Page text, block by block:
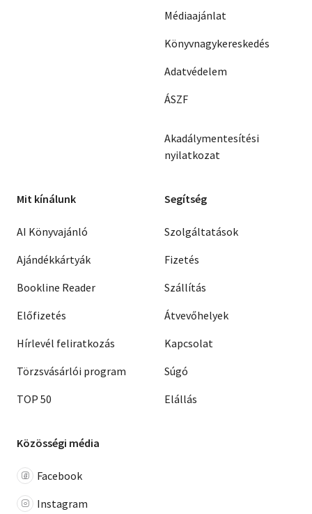
Médiaajánlat
Könyvnagykereskedés
Adatvédelem
ÁSZF
Akadálymentesítési
nyilatkozat
Mit kínálunk
AI Könyvajánló
Ajándékkártyák
Bookline Reader
Előfizetés
Hírlevél feliratkozás
Törzsvásárlói program
TOP 50
Segítség
Szolgáltatások
Fizetés
Szállítás
Átvevőhelyek
Kapcsolat
Súgó
Elállás
Közösségi média
Facebook
Instagram